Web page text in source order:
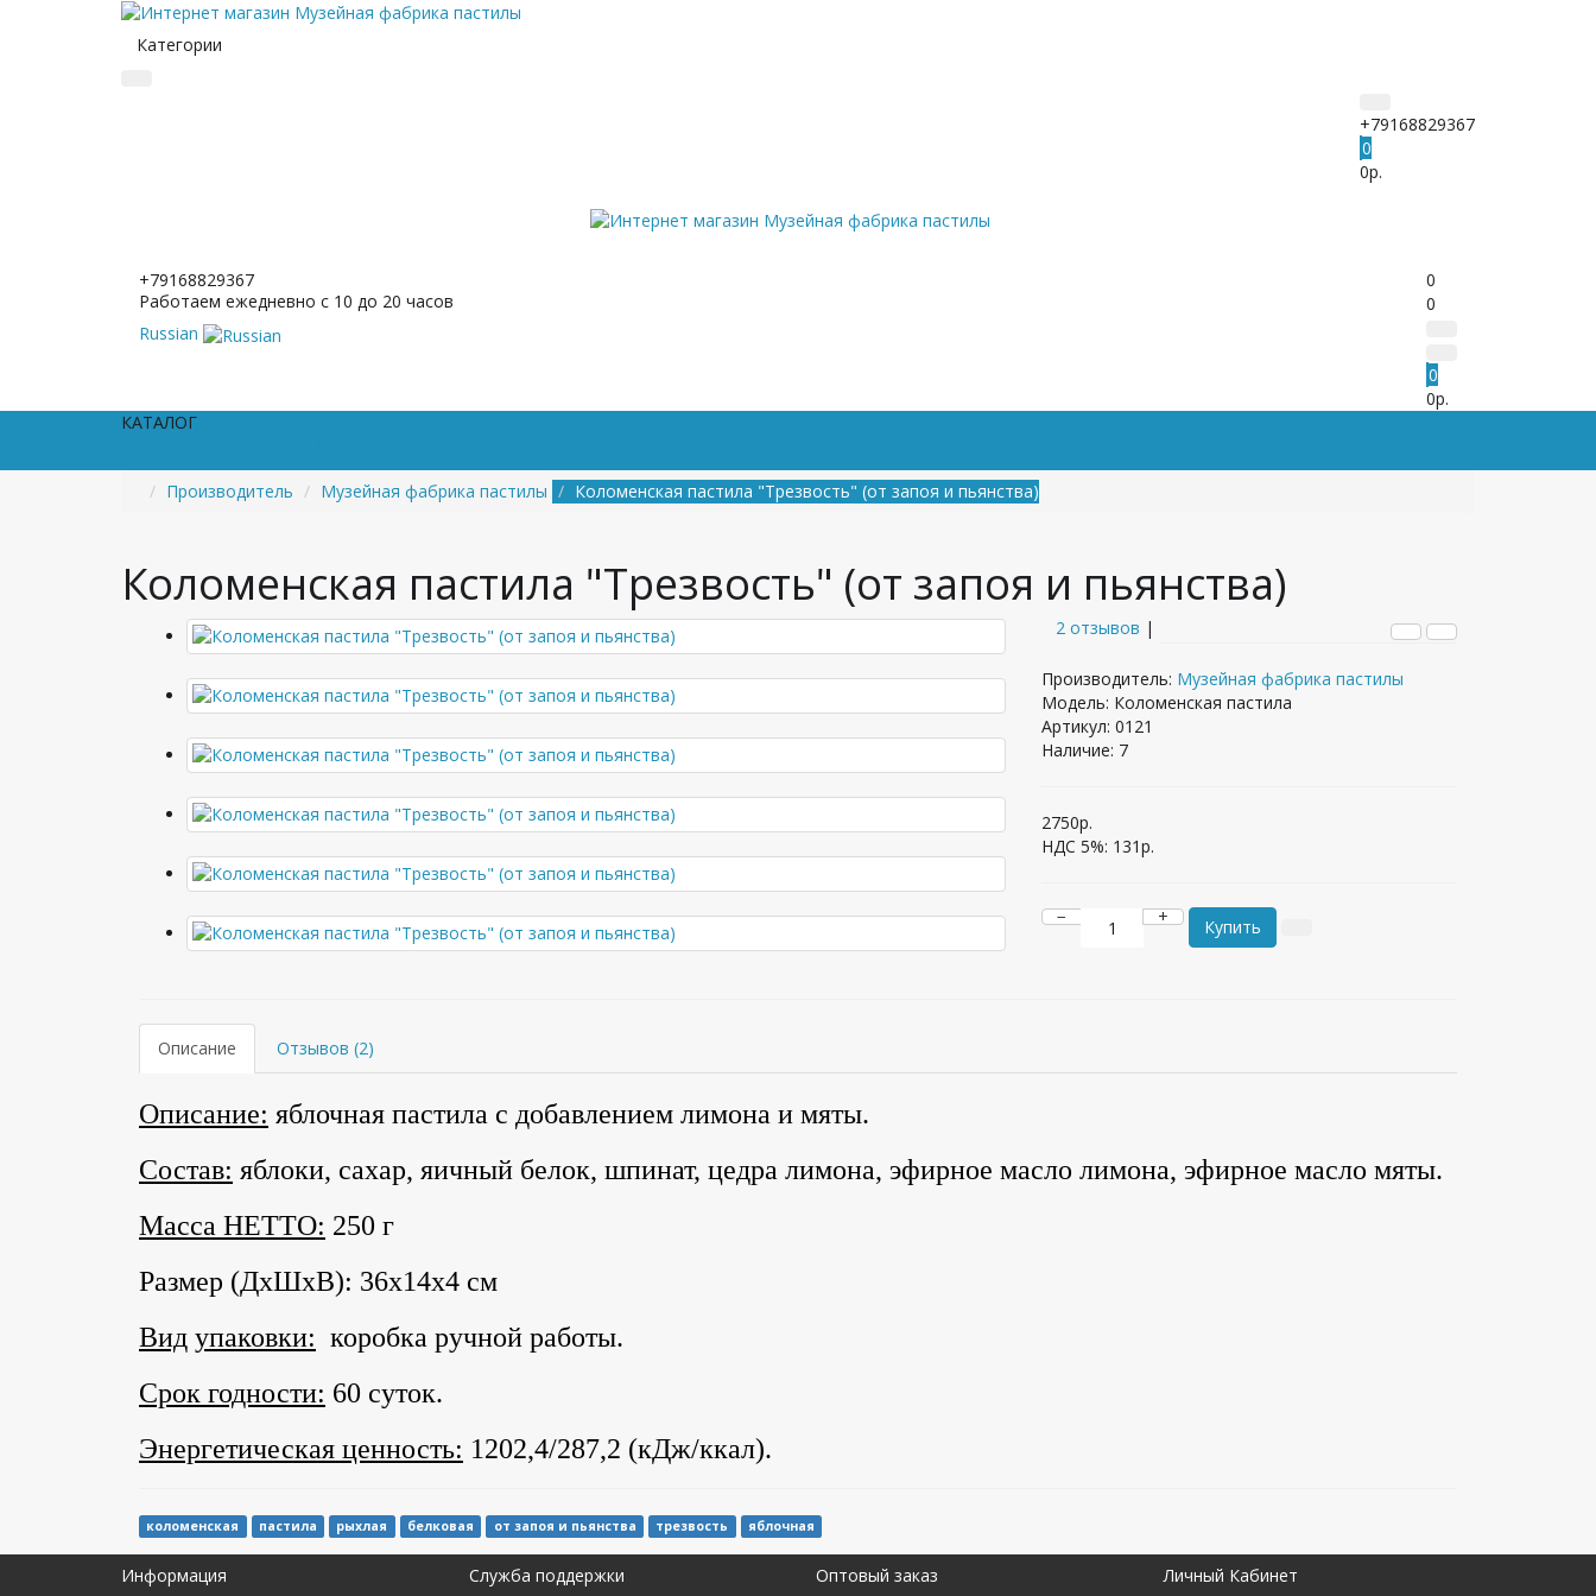
Категории
+79168829367
0
0р.
+79168829367
Работаем ежедневно с 10 до 20 часов
Russian
0
0
0
0р.
КАТАЛОГ
Производитель Музейная фабрика пастилы Коломенская пастила "Трезвость" (от запоя и пьянства)
Коломенская пастила "Трезвость" (от запоя и пьянства)
2 отзывов |
Производитель: Музейная фабрика пастилы
Модель: Коломенская пастила
Артикул: 0121
Наличие: 7
2750р.
НДС 5%: 131р.
− + Купить
Описание Отзывов (2)
Описание: яблочная пастила с добавлением лимона и мяты.
Состав: яблоки, сахар, яичный белок, шпинат, цедра лимона, эфирное масло лимона, эфирное масло мяты.
Масса НЕТТО: 250 г
Размер (ДхШхВ): 36х14х4 см
Вид упаковки: коробка ручной работы.
Срок годности: 60 суток.
Энергетическая ценность: 1202,4/287,2 (кДж/ккал).
коломенская пастила рыхлая белковая от запоя и пьянства трезвость яблочная
Информация Служба поддержки Оптовый заказ Личный Кабинет